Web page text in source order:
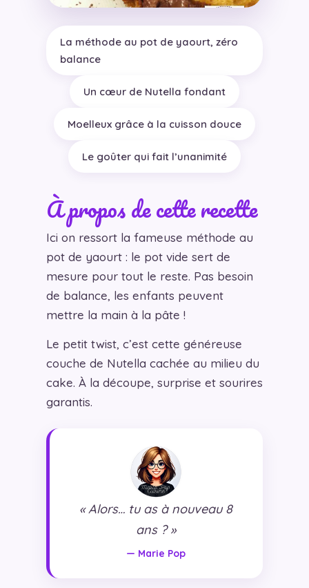
La méthode au pot de yaourt, zéro
balance
Un cœur de Nutella fondant
Moelleux grâce à la cuisson douce
Le goûter qui fait l’unanimité
À propos de cette recette
Ici on ressort la fameuse méthode au
pot de yaourt : le pot vide sert de
mesure pour tout le reste. Pas besoin
de balance, les enfants peuvent
mettre la main à la pâte !
Le petit twist, c’est cette généreuse
couche de Nutella cachée au milieu du
cake. À la découpe, surprise et sourires
garantis.
« Alors… tu as à nouveau 8
ans ? »
— Marie Pop